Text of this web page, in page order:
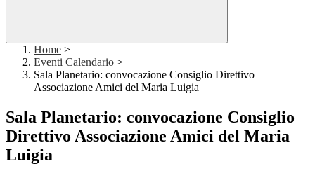
Home >
Eventi Calendario >
Sala Planetario: convocazione Consiglio Direttivo
Associazione Amici del Maria Luigia
Sala Planetario: convocazione Consiglio
Direttivo Associazione Amici del Maria
Luigia